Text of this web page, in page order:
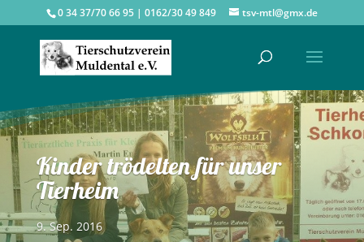
0 34 37/70 66 95 | 0162/30 49 849 tsv-mtl@gmx.de
Kinder trödelten für unser
Tierheim
9. Sep. 2016